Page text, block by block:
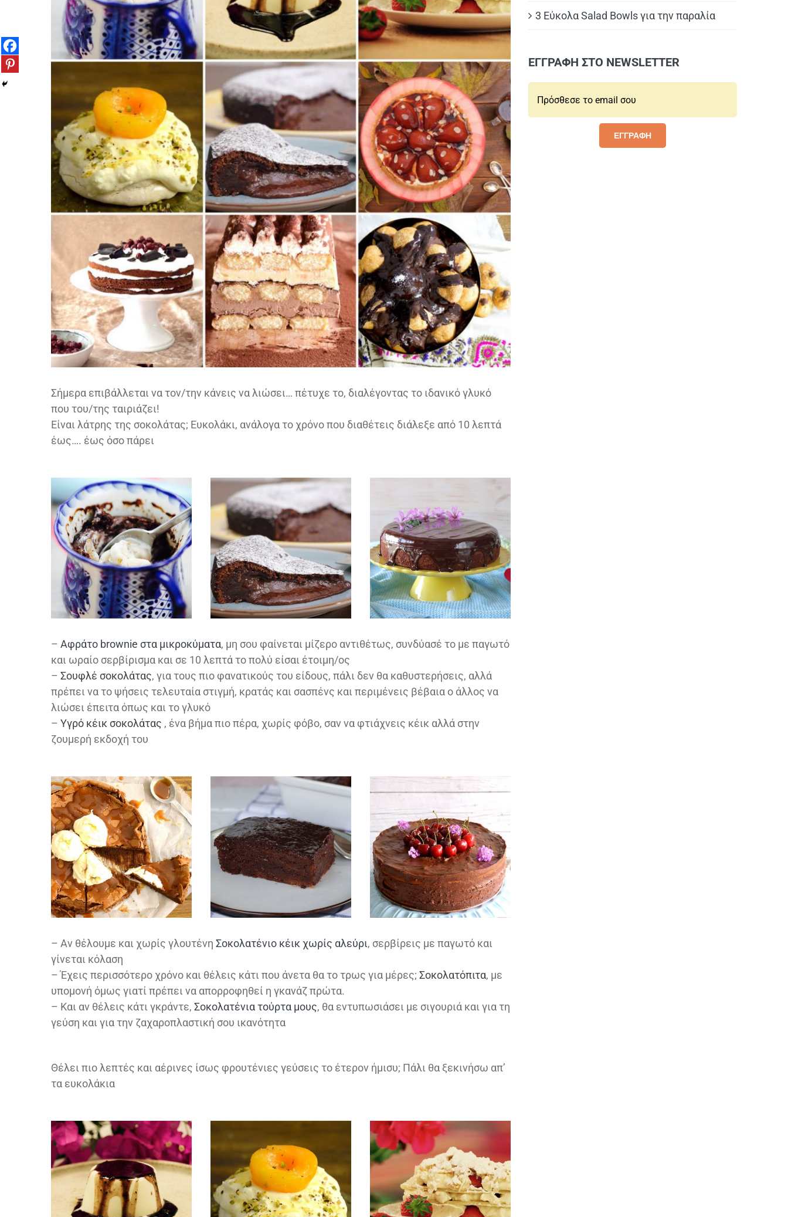
Σήμερα επιβάλλεται να τον/την κάνεις να λιώσει… πέτυχε το, διαλέγοντας το ιδανικό γλυκό
που του/της ταιριάζει!
Είναι λάτρης της σοκολάτας; Ευκολάκι, ανάλογα το χρόνο που διαθέτεις διάλεξε από 10 λεπτά
έως…. έως όσο πάρει
– Αφράτο brownie στα μικροκύματα, μη σου φαίνεται μίζερο αντιθέτως, συνδύασέ το με παγωτό
και ωραίο σερβίρισμα και σε 10 λεπτά το πολύ είσαι έτοιμη/ος
– Σουφλέ σοκολάτας, για τους πιο φανατικούς του είδους, πάλι δεν θα καθυστερήσεις, αλλά
πρέπει να το ψήσεις τελευταία στιγμή, κρατάς και σασπένς και περιμένεις βέβαια ο άλλος να
λιώσει έπειτα όπως και το γλυκό
– Υγρό κέικ σοκολάτας , ένα βήμα πιο πέρα, χωρίς φόβο, σαν να φτιάχνεις κέικ αλλά στην
ζουμερή εκδοχή του
– Αν θέλουμε και χωρίς γλουτένη Σοκολατένιο κέικ χωρίς αλεύρι, σερβίρεις με παγωτό και
γίνεται κόλαση
– Έχεις περισσότερο χρόνο και θέλεις κάτι που άνετα θα το τρως για μέρες; Σοκολατόπιτα, με
υπομονή όμως γιατί πρέπει να απορροφηθεί η γκανάζ πρώτα.
– Και αν θέλεις κάτι γκράντε, Σοκολατένια τούρτα μους, θα εντυπωσιάσει με σιγουριά και για τη
γεύση και για την ζαχαροπλαστική σου ικανότητα
Θέλει πιο λεπτές και αέρινες ίσως φρουτένιες γεύσεις το έτερον ήμισυ; Πάλι θα ξεκινήσω απ’
τα ευκολάκια
3 Εύκολα Salad Bowls για την παραλία
ΕΓΓΡΑΦΗ ΣΤΟ NEWSLETTER
ΕΓΓΡΑΦΗ